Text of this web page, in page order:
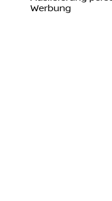
Werbung